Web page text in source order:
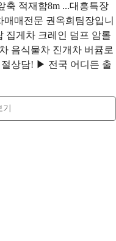
축 적재함8m ...대흥특장
매전문 권옥희팀장입니
집게차 크레인 덤프 암롤
음식물차 진개차 버큠로
상담! ▶ 전국 어디든 출